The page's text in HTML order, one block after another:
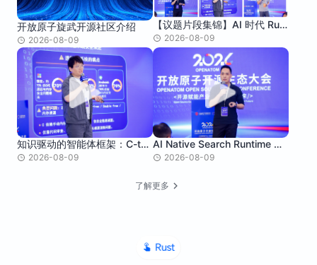
开放原子旋武开源社区介绍
2026-08-09
【议题片段集锦】AI 时代 Rust
编程语言应用与发展论坛
2026-08-09
知识驱动的智能体框架：C-to-
Rust 安全迁移与性能优化
2026-08-09
AI Native Search Runtime —
Rust 在 Browser 与 Edge AI
2026-08-09
了解更多